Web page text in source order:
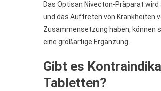
Das Optisan Nivecton-Präparat
und das Auftreten von Krankheiten
Zusammensetzung haben, können
eine großartige Ergänzung.
Gibt es
Tabletten?